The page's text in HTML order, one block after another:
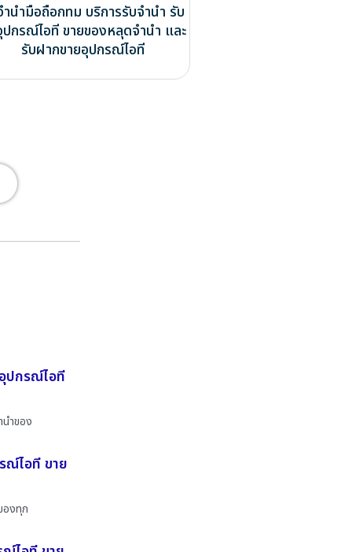
นำมือถือกทม บริการรับจำนำ รับ
กรณ์ไอที ขายของหลุดจำนำ และ
รับฝากขายอุปกรณ์ไอที
ปกรณ์ไอที
ำของ
ณ์ไอที ขาย
องทุก